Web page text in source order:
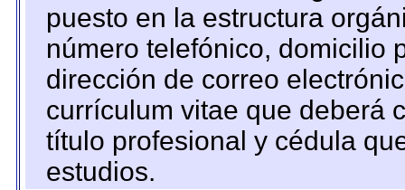
puesto en la estructura
número telefónico, domicilio
dirección de correo
currículum vitae que deberá
título profesional y cédula
estudios.